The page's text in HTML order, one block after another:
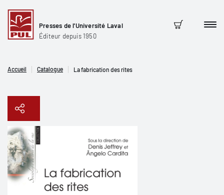
Presses de l'Université Laval
Éditeur depuis 1950
Panier
Accueil Catalogue La fabrication des rites
Copier le lien